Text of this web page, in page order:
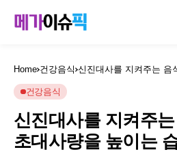
Home 건강음식 신진대사를 지켜주는 음
건강음식
신진대사를 지켜주는
초대사량을 높이는